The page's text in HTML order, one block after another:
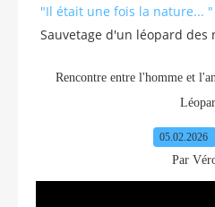
"Il était une fois la nature... "
Sauvetage d'un léopard des
Rencontre entre l'homme et
05.02.2026
Par